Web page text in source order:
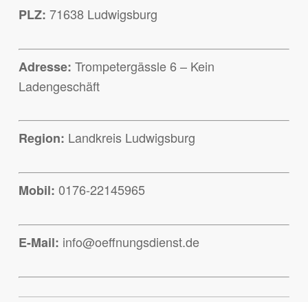
PLZ: 71638 Ludwigsburg
Adresse: Trompetergässle 6 – Kein
Ladengeschäft
Region: Landkreis Ludwigsburg
Mobil: 0176-22145965
E-Mail: info@oeffnungsdienst.de